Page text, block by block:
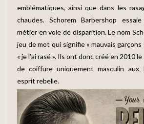
emblématiques, ainsi que dans les
chaudes. Schorem Barbershop
métier en voie de disparition. Le nom
jeu de mot qui signifie « mauvais
« je l’ai rasé ». Ils ont donc créé en 2010
de coiffure uniquement masculin aux
esprit rebelle.